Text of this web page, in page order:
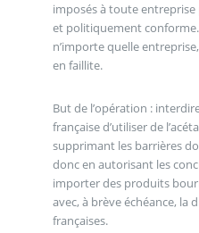
imposés à toute
et politiquement
n’importe quelle
en faillite.
But de l’opération :
française d’utiliser de
supprimant les barrières
donc en autorisant les
importer des produits
avec, à brève échéance, la
françaises.